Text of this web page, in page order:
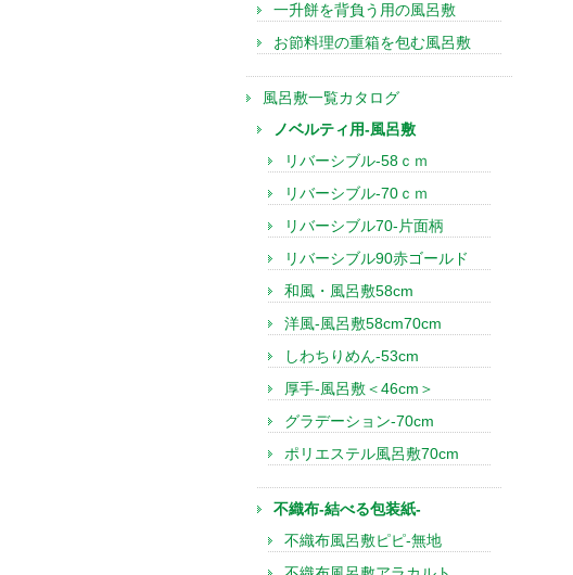
一升餅を背負う用の風呂敷
お節料理の重箱を包む風呂敷
風呂敷一覧カタログ
ノベルティ用-風呂敷
リバーシブル-58ｃｍ
リバーシブル-70ｃｍ
リバーシブル70-片面柄
リバーシブル90赤ゴールド
和風・風呂敷58cm
洋風-風呂敷58cm70cm
しわちりめん-53cm
厚手-風呂敷＜46cm＞
グラデーション-70cm
ポリエステル風呂敷70cm
不織布-結べる包装紙-
不織布風呂敷ピピ-無地